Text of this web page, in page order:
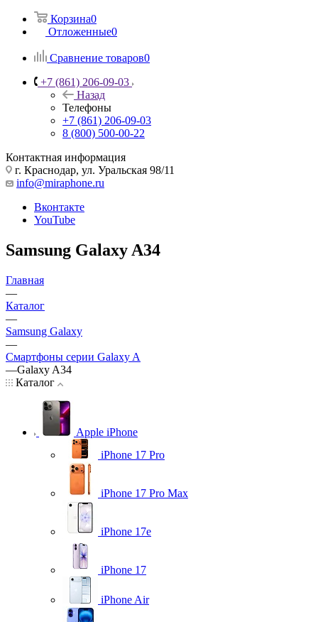
Корзина0
Отложенные0
Сравнение товаров0
+7 (861) 206-09-03
Назад
Телефоны
+7 (861) 206-09-03
8 (800) 500-00-22
Контактная информация
г. Краснодар, ул. Уральская 98/11
info@miraphone.ru
Вконтакте
YouTube
Samsung Galaxy A34
Главная
—
Каталог
—
Samsung Galaxy
—
Смартфоны серии Galaxy A
—Galaxy A34
Каталог
Apple iPhone
iPhone 17 Pro
iPhone 17 Pro Max
iPhone 17e
iPhone 17
iPhone Air